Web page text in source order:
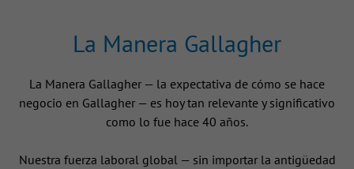
La Manera Gallagher
La Manera Gallagher — la expectativa de cómo se hace
negocio en Gallagher — es hoy tan relevante y significativo
como lo fue hace 40 años.
Nuestra fuerza laboral global — sin importar la antigüedad